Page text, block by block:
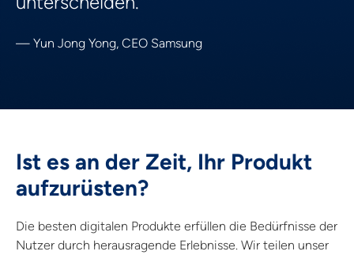
— Yun Jong Yong, CEO Samsung
Ist es an der Zeit, Ihr Produkt
aufzurüsten?
Die besten digitalen Produkte erfüllen die Bedürfnisse der
Nutzer durch herausragende Erlebnisse. Wir teilen unser